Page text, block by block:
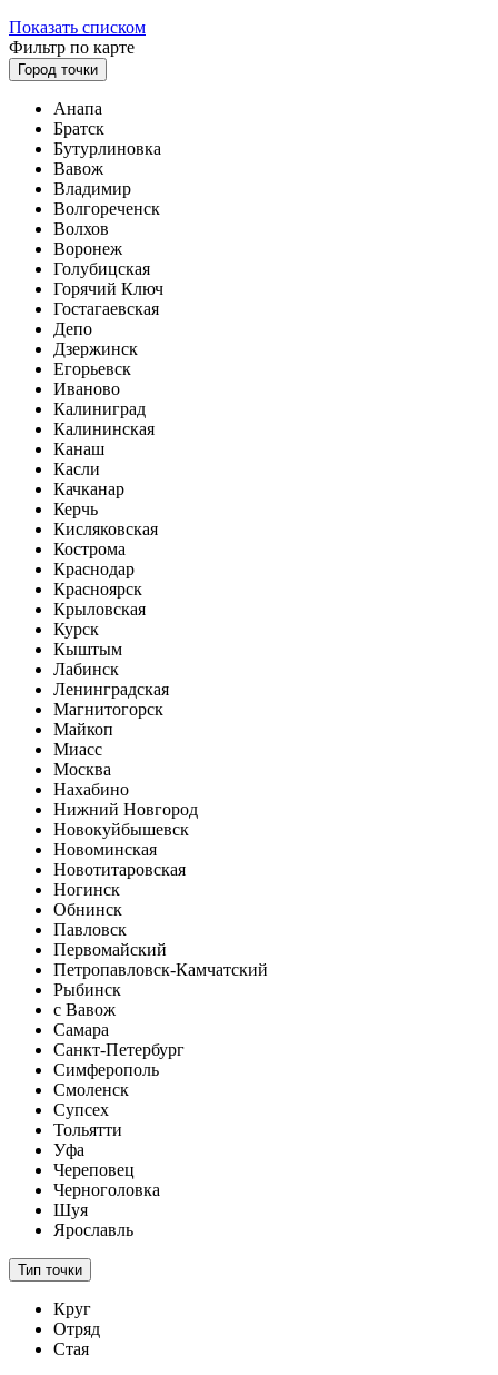
Показать списком
Фильтр по карте
Город точки
Анапа
Братск
Бутурлиновка
Вавож
Владимир
Волгореченск
Волхов
Воронеж
Голубицская
Горячий Ключ
Гостагаевская
Депо
Дзержинск
Егорьевск
Иваново
Калиниград
Калининская
Канаш
Касли
Качканар
Керчь
Кисляковская
Кострома
Краснодар
Красноярск
Крыловская
Курск
Кыштым
Лабинск
Ленинградская
Магнитогорск
Майкоп
Миасс
Москва
Нахабино
Нижний Новгород
Новокуйбышевск
Новоминская
Новотитаровская
Ногинск
Обнинск
Павловск
Первомайский
Петропавловск-Камчатский
Рыбинск
с Вавож
Самара
Санкт-Петербург
Симферополь
Смоленск
Супсех
Тольятти
Уфа
Череповец
Черноголовка
Шуя
Ярославль
Тип точки
Круг
Отряд
Стая